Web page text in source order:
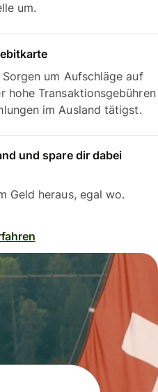
um.
um Aufschläge auf
hohe Transaktionsgebühren
im Ausland tätigst.
und spare dir dabei
Geld heraus, egal wo.